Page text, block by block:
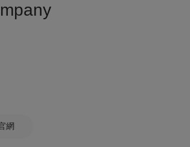
網